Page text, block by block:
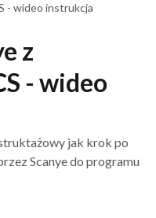
- wideo instrukcja
z
- wideo
jak krok po
Scanye do programu